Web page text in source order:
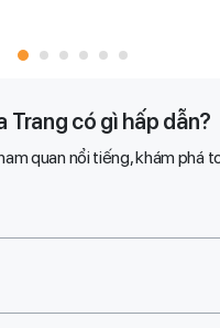
Trang có gì hấp dẫn?
quan nổi tiếng, khám phá